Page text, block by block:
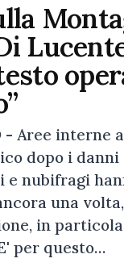
- Aree interne
dopo i
nubifragi
una
in
per questo…